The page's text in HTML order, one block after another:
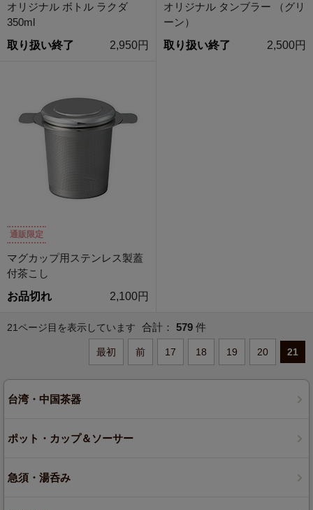
オリジナル ボトル ラクダ
350ml
取り扱い終了
2,950円
オリジナル タンブラー （グリ
ーン）
取り扱い終了
2,500円
通販限定
マグカップ用ステンレス製蓋
付茶こし
お品切れ
2,100円
21ページ目を表示しています 合計： 579 件
最初 前 17 18 19 20 21
台湾・中国茶器
ポット・カップ＆ソーサー
急須・湯呑み